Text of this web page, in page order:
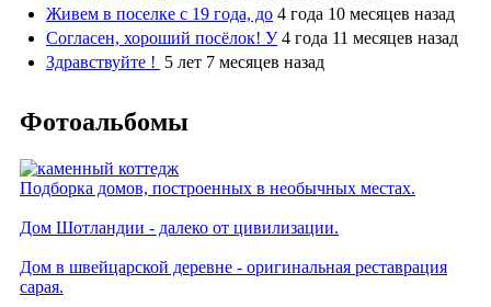
Живем в поселке с 19 года, до 4 года 10 месяцев назад
Согласен, хороший посёлок! У 4 года 11 месяцев назад
Здравствуйте ! 5 лет 7 месяцев назад
Фотоальбомы
Подборка домов, построенных в необычных местах.
Дом Шотландии - далеко от цивилизации.
Дом в швейцарской деревне - оригинальная реставрация
сарая.